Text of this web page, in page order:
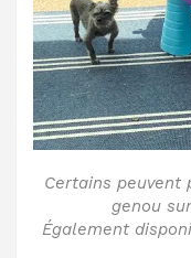
Certains peuvent
genou
Également